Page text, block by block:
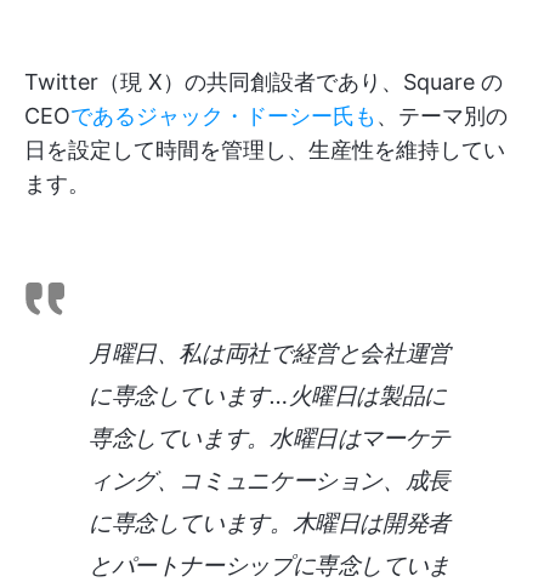
Twitter（現 X）の共同創設者であり、Square の
CEOであるジャック・ドーシー氏も、テーマ別の
日を設定して時間を管理し、生産性を維持してい
ます。
月曜日、私は両社で経営と会社運営
に専念しています…火曜日は製品に
専念しています。水曜日はマーケテ
ィング、コミュニケーション、成長
に専念しています。木曜日は開発者
とパートナーシップに専念していま